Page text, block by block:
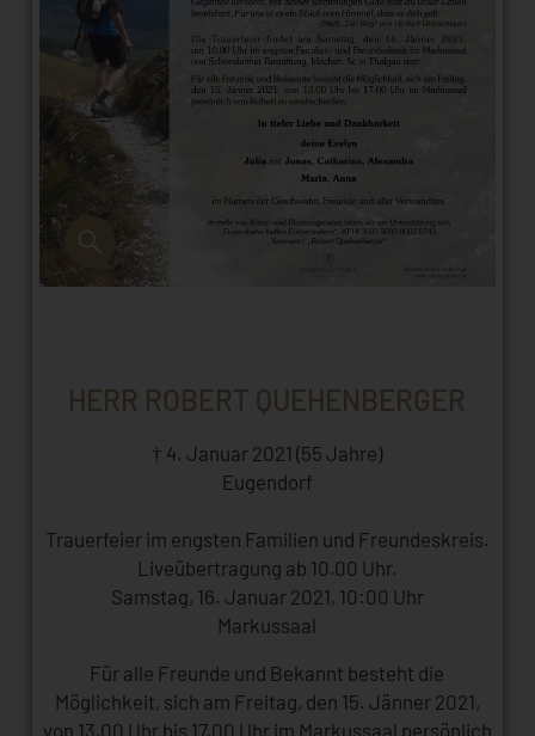
HERR ROBERT QUEHENBERGER
† 4. Januar 2021 (55 Jahre)
Eugendorf
Trauerfeier im engsten Familien und Freundeskreis.
Liveübertragung ab 10.00 Uhr.
Samstag, 16. Januar 2021, 10:00 Uhr
Markussaal
Für alle Freunde und Bekannt besteht die
Möglichkeit, sich am Freitag, den 15. Jänner 2021,
von 13.00 Uhr bis 17.00 Uhr im Markussaal persönlich